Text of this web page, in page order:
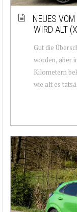
NEUES
WIRD ALT
Gut die
worden, aber
Kilometern
wie alt es